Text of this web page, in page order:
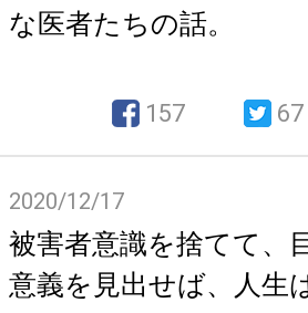
な医者たちの話。
157 67
2020/12/17
被害者意識を捨てて、
意義を見出せば、人生